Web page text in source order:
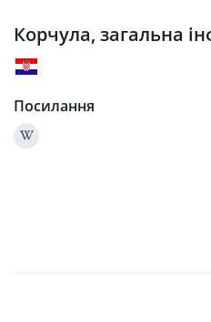
Корчула, загальна
Посилання